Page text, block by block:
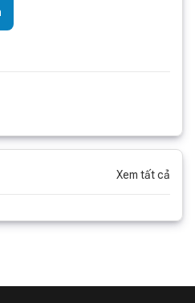
Xem tất cả